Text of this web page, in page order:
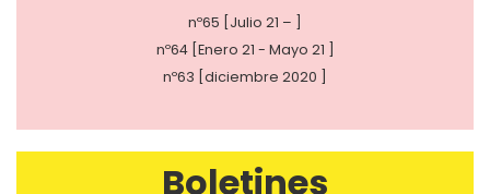
nº65 [Julio 21 – ]
nº64 [Enero 21 - Mayo 21 ]
nº63 [diciembre 2020 ]
Boletines